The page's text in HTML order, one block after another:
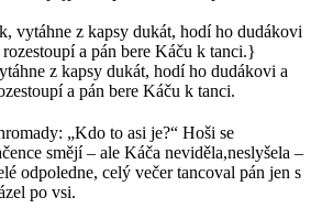
z kapsy dukát, hodí ho dudákovi a
a pán bere Káču k tanci.
„Kdo to asi je?“ Hoši se
smějí – ale Káča neviděla,neslyšela –
odpoledne, celý večer tancoval pán jen s
po vsi.